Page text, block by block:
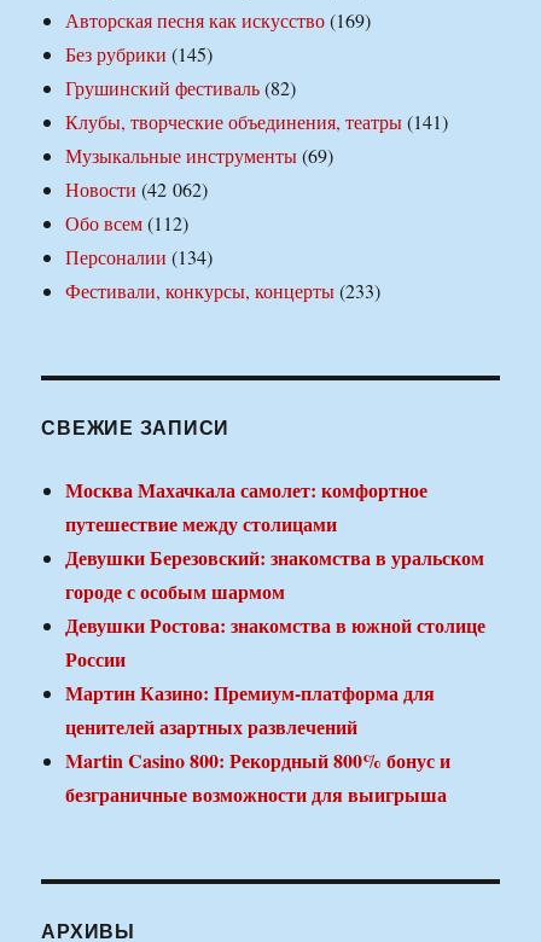
Авторская песня как искусство(169)
Без рубрики (145)
Грушинский фестиваль(82)
Клубы, творческие объединения, театры(141)
Музыкальные инструменты(69)
Новости (42 062)
Обо всем(112)
Персоналии (134)
Фестивали, конкурсы, концерты(233)
СВЕЖИЕ ЗАПИСИ
Москва Махачкала самолет: комфортное
путешествие между столицами
Девушки Березовский: знакомства в уральском
городе с особым шармом
Девушки Ростова: знакомства в южной столице
России
Мартин Казино: Премиум-платформа для
ценителей азартных развлечений
Martin Casino 800: Рекордный 800% бонус и
безграничные возможности для выигрыша
АРХИВЫ